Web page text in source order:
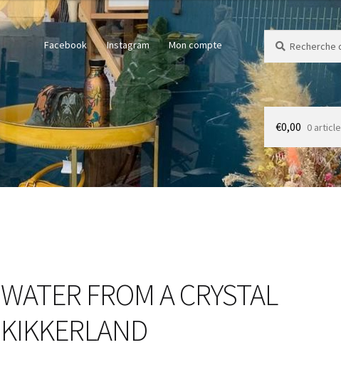
Facebook Instagram Mon compte
Recherche
pour :
Recherche
€0,00 0 article
WATER FROM A CRYSTAL
KIKKERLAND